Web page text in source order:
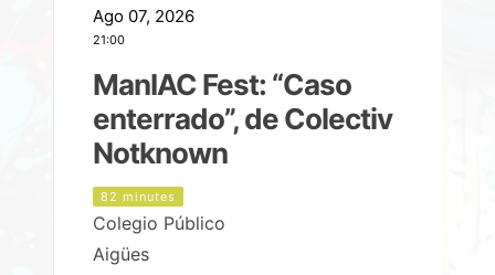
Ago 07, 2026
21:00
ManIAC Fest: “Caso
enterrado”, de Colectiv
Notknown
82 minutes
Colegio Público
Aigües